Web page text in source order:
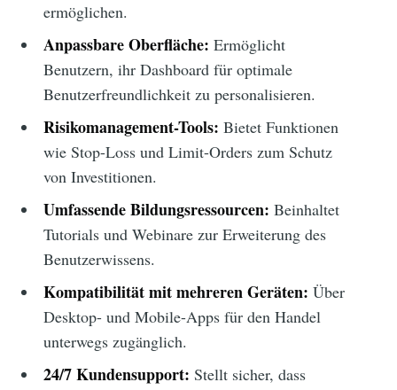
ermöglichen.
Anpassbare Oberfläche: Ermöglicht
Benutzern, ihr Dashboard für optimale
Benutzerfreundlichkeit zu personalisieren.
Risikomanagement-Tools: Bietet Funktionen
wie Stop-Loss und Limit-Orders zum Schutz
von Investitionen.
Umfassende Bildungsressourcen: Beinhaltet
Tutorials und Webinare zur Erweiterung des
Benutzerwissens.
Kompatibilität mit mehreren Geräten: Über
Desktop- und Mobile-Apps für den Handel
unterwegs zugänglich.
24/7 Kundensupport: Stellt sicher, dass